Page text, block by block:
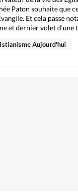
Paton souhaite que
Et cela passe
et dernier volet d’une
Aujourd'hui